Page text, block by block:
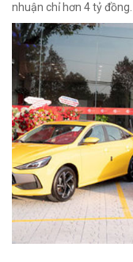
nhuận chỉ hơn 4 tỷ đồng.